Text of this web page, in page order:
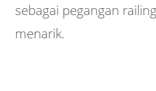
sebagai pegangan
menarik.